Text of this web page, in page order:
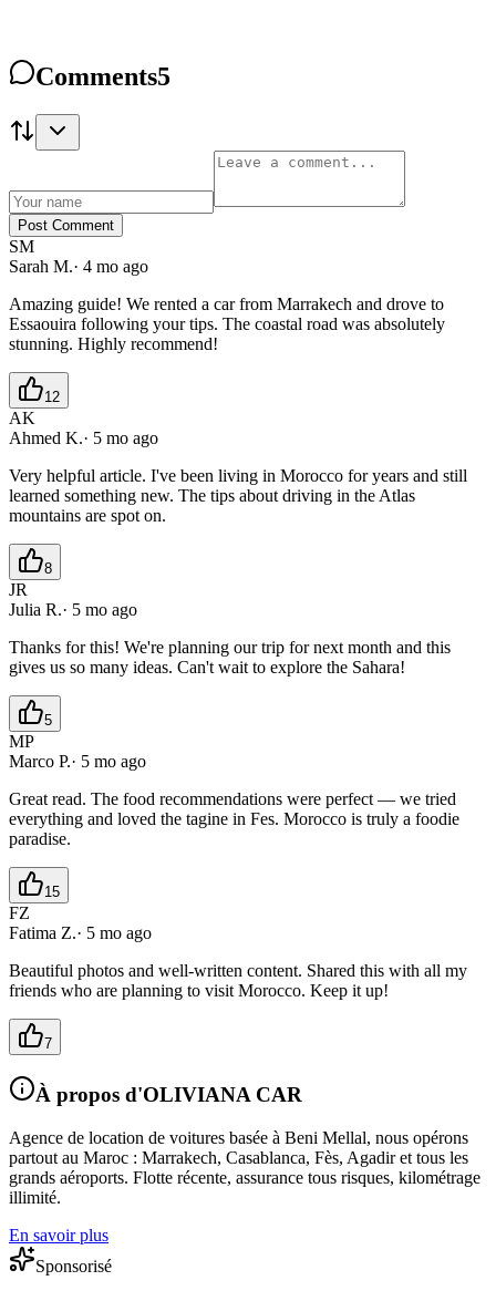
Comments5
Post Comment
SM
Sarah M.· 4 mo ago
Amazing guide! We rented a car from Marrakech and drove to
Essaouira following your tips. The coastal road was absolutely
stunning. Highly recommend!
12
AK
Ahmed K.· 5 mo ago
Very helpful article. I've been living in Morocco for years and still
learned something new. The tips about driving in the Atlas
mountains are spot on.
8
JR
Julia R.· 5 mo ago
Thanks for this! We're planning our trip for next month and this
gives us so many ideas. Can't wait to explore the Sahara!
5
MP
Marco P.· 5 mo ago
Great read. The food recommendations were perfect — we tried
everything and loved the tagine in Fes. Morocco is truly a foodie
paradise.
15
FZ
Fatima Z.· 5 mo ago
Beautiful photos and well-written content. Shared this with all my
friends who are planning to visit Morocco. Keep it up!
7
À propos d'OLIVIANA CAR
Agence de location de voitures basée à Beni Mellal, nous opérons
partout au Maroc : Marrakech, Casablanca, Fès, Agadir et tous les
grands aéroports. Flotte récente, assurance tous risques, kilométrage
illimité.
En savoir plus
Sponsorisé